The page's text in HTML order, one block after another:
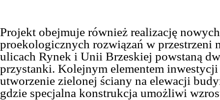
Projekt obejmuje również realizację
proekologicznych rozwiązań w przestrzeni
ulicach Rynek i Unii Brzeskiej powstaną
przystanki. Kolejnym elementem inwestycji
utworzenie zielonej ściany na elewacji
gdzie specjalna konstrukcja umożliwi